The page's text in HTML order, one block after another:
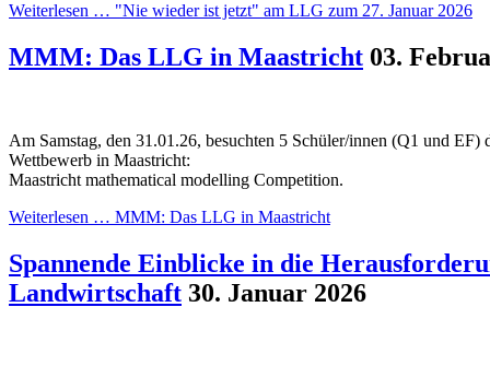
Weiterlesen … "Nie wieder ist jetzt" am LLG zum 27. Januar 2026
MMM: Das LLG in Maastricht 03.
Am Samstag, den 31.01.26, besuchten 5 Schüler/innen (Q1 und EF)
Wettbewerb in Maastricht:
Maastricht mathematical modelling Competition.
Weiterlesen … MMM: Das LLG in Maastricht
Spannende Einblicke in die
Landwirtschaft 30. Januar 2026